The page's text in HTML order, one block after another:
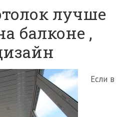
лучше
балконе ,
Если в